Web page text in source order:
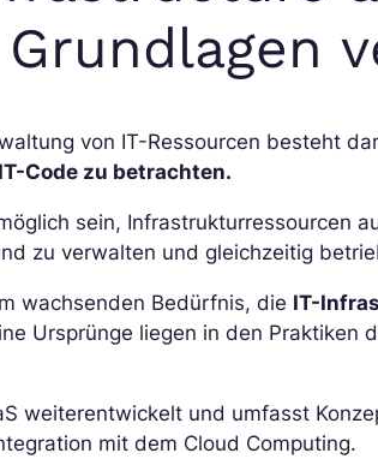
Grundlagen
von IT-Ressourcen besteht
IT-Code zu betrachten.
sein, Infrastrukturressourcen
zu verwalten und gleichzeitig
wachsenden Bedürfnis, die IT-
Ursprünge liegen in den Praktiken
weiterentwickelt und umfasst
mit dem Cloud Computing.